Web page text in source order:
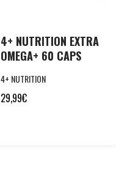
4+ NUTRITION EXTRA
OMEGA+ 60 CAPS
4+ NUTRITION
29,99€